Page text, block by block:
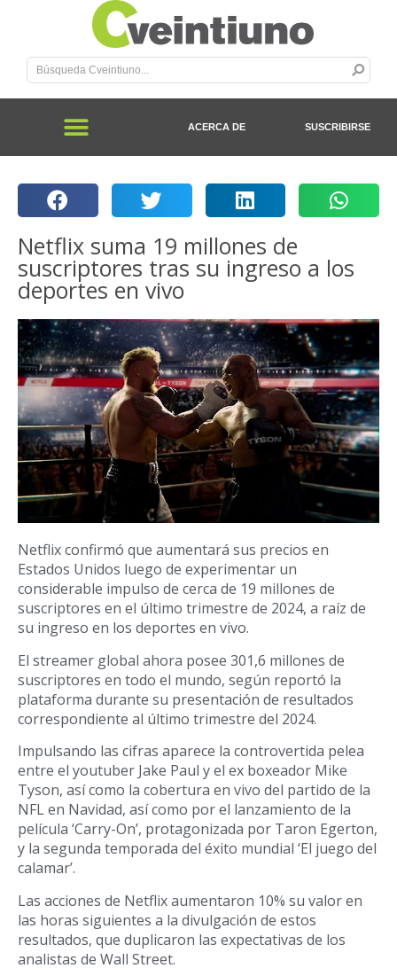
ACERCA DE SUSCRIBIRSE
Netflix suma 19 millones de
suscriptores tras su ingreso a los
deportes en vivo
Netflix confirmó que aumentará sus precios en
Estados Unidos luego de experimentar un
considerable impulso de cerca de 19 millones de
suscriptores en el último trimestre de 2024, a raíz de
su ingreso en los deportes en vivo.
El streamer global ahora posee 301,6 millones de
suscriptores en todo el mundo, según reportó la
plataforma durante su presentación de resultados
correspondiente al último trimestre del 2024.
Impulsando las cifras aparece la controvertida pelea
entre el youtuber Jake Paul y el ex boxeador Mike
Tyson, así como la cobertura en vivo del partido de la
NFL en Navidad, así como por el lanzamiento de la
película ‘Carry-On’, protagonizada por Taron Egerton,
y la segunda temporada del éxito mundial ‘El juego del
calamar’.
Las acciones de Netflix aumentaron 10% su valor en
las horas siguientes a la divulgación de estos
resultados, que duplicaron las expectativas de los
analistas de Wall Street.